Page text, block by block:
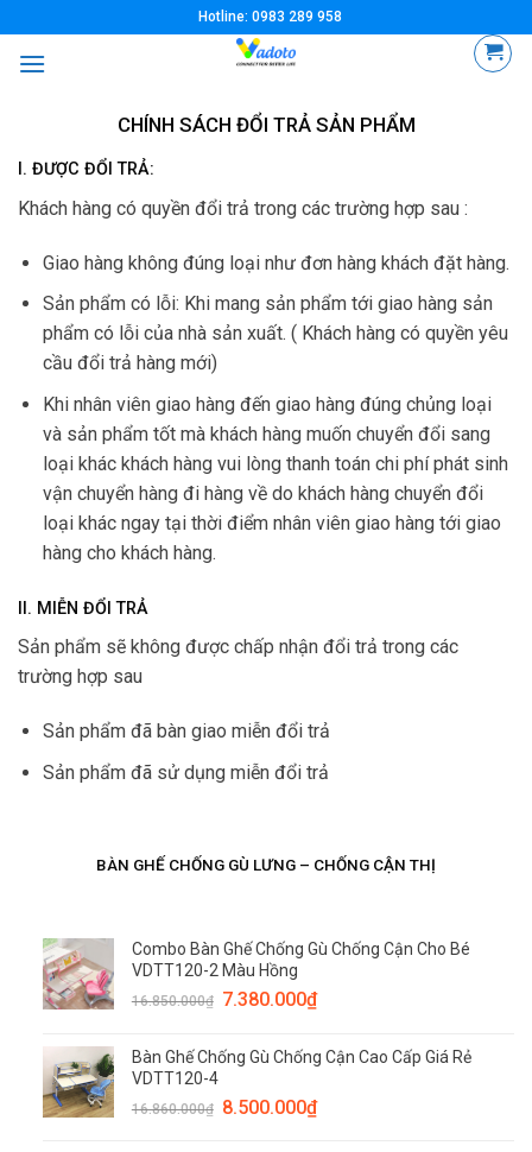
content
Hotline: 0983 289 958
CHÍNH SÁCH ĐỔI TRẢ SẢN PHẨM
I. ĐƯỢC ĐỔI TRẢ:
Khách hàng có quyền đổi trả trong các trường hợp sau :
Giao hàng không đúng loại như đơn hàng khách đặt hàng.
Sản phẩm có lỗi: Khi mang sản phẩm tới giao hàng sản
phẩm có lỗi của nhà sản xuất. ( Khách hàng có quyền yêu
cầu đổi trả hàng mới)
Khi nhân viên giao hàng đến giao hàng đúng chủng loại
và sản phẩm tốt mà khách hàng muốn chuyển đổi sang
loại khác khách hàng vui lòng thanh toán chi phí phát sinh
vận chuyển hàng đi hàng về do khách hàng chuyển đổi
loại khác ngay tại thời điểm nhân viên giao hàng tới giao
hàng cho khách hàng.
II. MIỄN ĐỔI TRẢ
Sản phẩm sẽ không được chấp nhận đổi trả trong các
trường hợp sau
Sản phẩm đã bàn giao miễn đổi trả
Sản phẩm đã sử dụng miễn đổi trả
BÀN GHẾ CHỐNG GÙ LƯNG – CHỐNG CẬN THỊ
Combo Bàn Ghế Chống Gù Chống Cận Cho Bé
VDTT120-2 Màu Hồng
16.850.000₫ 7.380.000₫
Bàn Ghế Chống Gù Chống Cận Cao Cấp Giá Rẻ
VDTT120-4
16.860.000₫ 8.500.000₫